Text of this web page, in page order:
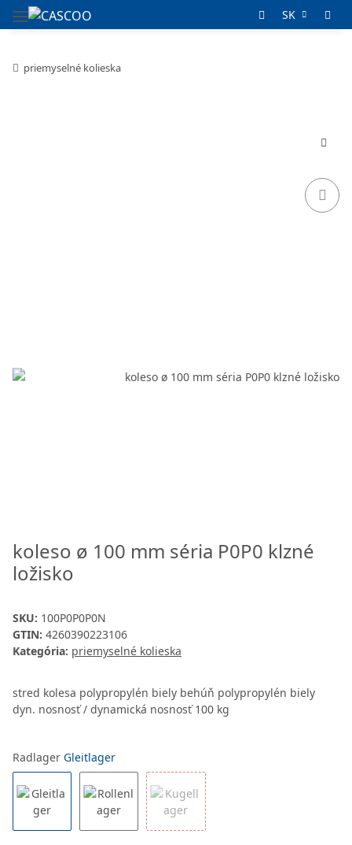
SK
priemyselné kolieska
koleso ø 100 mm séria P0P0 klzné
ložisko
SKU: 100P0P0P0N
GTIN: 4260390223106
Kategória: priemyselné kolieska
stred kolesa polypropylén biely behúň polypropylén biely
dyn. nosnosť / dynamická nosnosť 100 kg
Radlager Gleitlager